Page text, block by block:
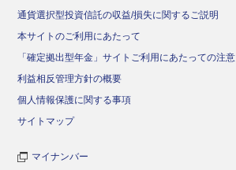
通貨選択型投資信託の収益/損失に関するご説明
本サイトのご利用にあたって
「確定拠出型年金」サイトご利用にあたっての注意
利益相反管理方針の概要
個人情報保護に関する事項
サイトマップ
マイナンバー